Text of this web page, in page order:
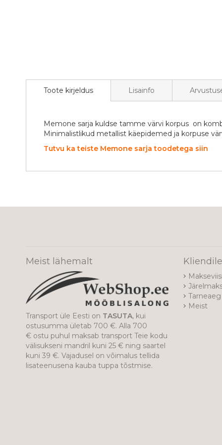
Toote kirjeldus
Memone sarja kuldse tamme värvi korpus on
Minimalistlikud metallist käepidemed ja korpuse
Tutvu ka teiste Memone sarja toodetega siin
Lisainfo
Meist lähemalt
Transport üle Eesti on TASUTA, kui
ostusumma ületab 700 €. Alla 700
€ ostu puhul maksab transport Teie kodu
välisukseni mandril kuni 25 € ning saartel
kuni 39 €. Vajadusel on võimalus tellida
lisateenusena kauba tuppa tõstmise.
Kliendile
Meist